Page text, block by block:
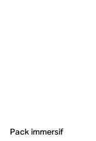
Pack immersif